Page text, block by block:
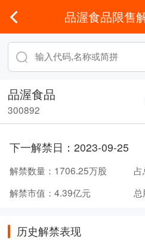
品渥食品限售
品渥食品
300892
下一解禁日： 2023-09-25
解禁数量： 1706.25万股 占
解禁市值： 4.39亿元 总
历史解禁表现